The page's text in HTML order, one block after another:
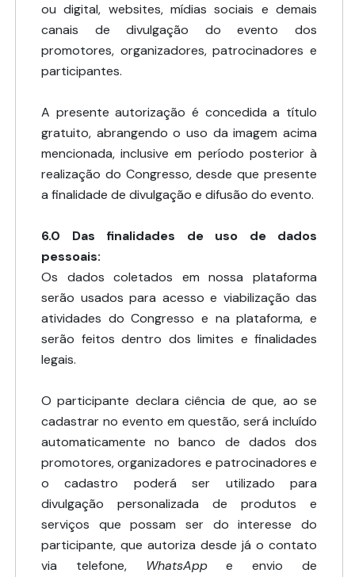
ou digital, websites, mídias sociais e demais
canais de divulgação do evento dos
promotores, organizadores, patrocinadores e
participantes.
A presente autorização é concedida a título
gratuito, abrangendo o uso da imagem acima
mencionada, inclusive em período posterior à
realização do Congresso, desde que presente
a finalidade de divulgação e difusão do evento.
6.0 Das finalidades de uso de dados
pessoais:
Os dados coletados em nossa plataforma
serão usados para acesso e viabilização das
atividades do Congresso e na plataforma, e
serão feitos dentro dos limites e finalidades
legais.
O participante declara ciência de que, ao se
cadastrar no evento em questão, será incluído
automaticamente no banco de dados dos
promotores, organizadores e patrocinadores e
o cadastro poderá ser utilizado para
divulgação personalizada de produtos e
serviços que possam ser do interesse do
participante, que autoriza desde já o contato
via telefone, WhatsAppe envio de